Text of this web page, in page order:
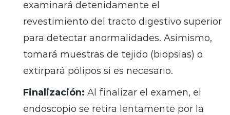
examinará detenidamente el
revestimiento del tracto digestivo superior
para detectar anormalidades. Asimismo,
tomará muestras de tejido (biopsias) o
extirpará pólipos si es necesario.
Finalización: Al finalizar el examen, el
endoscopio se retira lentamente por la